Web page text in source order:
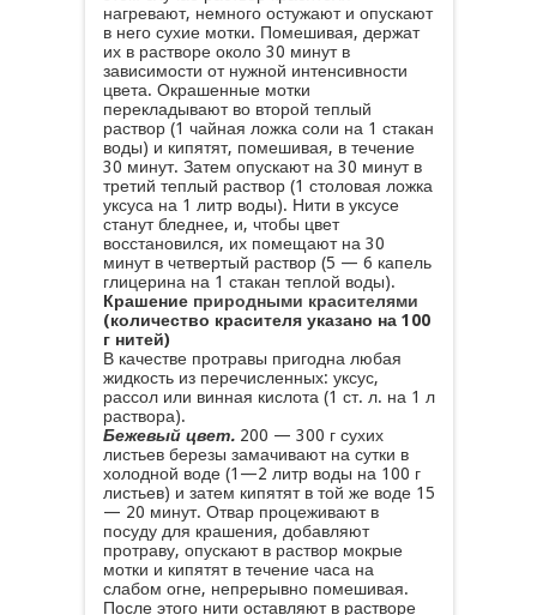
нагревают, немного остужают и опускают
в него сухие мотки. Помешивая, держат
их в растворе около 30 минут в
зависимости от нужной интенсивности
цвета. Окрашенные мотки
перекладывают во второй теплый
раствор (1 чайная ложка соли на 1 стакан
воды) и кипятят, помешивая, в течение
30 минут. Затем опускают на 30 минут в
третий теплый раствор (1 столовая ложка
уксуса на 1 литр воды). Нити в уксусе
станут бледнее, и, чтобы цвет
восстановился, их помещают на 30
минут в четвертый раствор (5 — 6 капель
глицерина на 1 стакан теплой воды).
Крашение природными красителями
(количество красителя указано на 100
г нитей)
В качестве протравы пригодна любая
жидкость из перечисленных: уксус,
рассол или винная кислота (1 ст. л. на 1 л
раствора).
Бежевый цвет.200 — 300 г сухих
листьев березы замачивают на сутки в
холодной воде (1—2 литр воды на 100 г
листьев) и затем кипятят в той же воде 15
— 20 минут. Отвар процеживают в
посуду для крашения, добавляют
протраву, опускают в раствор мокрые
мотки и кипятят в течение часа на
слабом огне, непрерывно помешивая.
После этого нити оставляют в растворе